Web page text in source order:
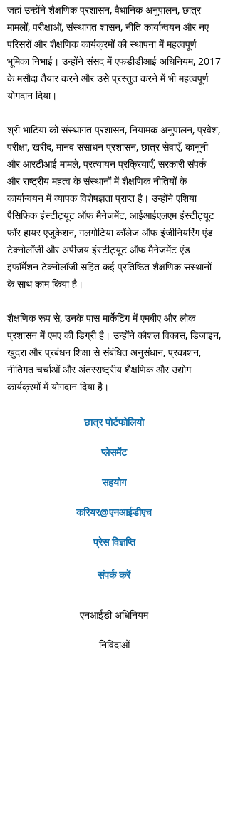
जहां उन्होंने शैक्षणिक प्रशासन, वैधानिक अनुपालन, छात्र
मामलों, परीक्षाओं, संस्थागत शासन, नीति कार्यान्वयन और नए
परिसरों और शैक्षणिक कार्यक्रमों की स्थापना में महत्वपूर्ण
भूमिका निभाई। उन्होंने संसद में एफडीडीआई अधिनियम, 2017
के मसौदा तैयार करने और उसे प्रस्तुत करने में भी महत्वपूर्ण
योगदान दिया।
श्री भाटिया को संस्थागत प्रशासन, नियामक अनुपालन, प्रवेश,
परीक्षा, खरीद, मानव संसाधन प्रशासन, छात्र सेवाएँ, कानूनी
और आरटीआई मामले, प्रत्यायन प्रक्रियाएँ, सरकारी संपर्क
और राष्ट्रीय महत्व के संस्थानों में शैक्षणिक नीतियों के
कार्यान्वयन में व्यापक विशेषज्ञता प्राप्त है। उन्होंने एशिया
पैसिफिक इंस्टीट्यूट ऑफ मैनेजमेंट, आईआईएलएम इंस्टीट्यूट
फॉर हायर एजुकेशन, गलगोटिया कॉलेज ऑफ इंजीनियरिंग एंड
टेक्नोलॉजी और अपीजय इंस्टीट्यूट ऑफ मैनेजमेंट एंड
इंफॉर्मेशन टेक्नोलॉजी सहित कई प्रतिष्ठित शैक्षणिक संस्थानों
के साथ काम किया है।
शैक्षणिक रूप से, उनके पास मार्केटिंग में एमबीए और लोक
प्रशासन में एमए की डिग्री है। उन्होंने कौशल विकास, डिजाइन,
खुदरा और प्रबंधन शिक्षा से संबंधित अनुसंधान, प्रकाशन,
नीतिगत चर्चाओं और अंतरराष्ट्रीय शैक्षणिक और उद्योग
कार्यक्रमों में योगदान दिया है।
छात्र पोर्टफोलियो
प्लेसमेंट
सहयोग
करियर@एनआईडीएच
प्रेस विज्ञप्ति
संपर्क करें
एनआईडी अधिनियम
निविदाओं